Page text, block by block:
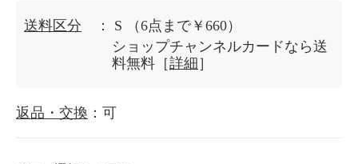
送料区分 ： S
（6点まで￥660）
ショップチャンネルカードなら送
料無料［詳細 ］
返品・交換 ：可